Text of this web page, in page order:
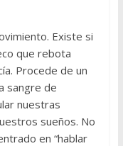
Existe si
que rebota
Procede de un
sangre de
nuestras
sueños. No
en “hablar